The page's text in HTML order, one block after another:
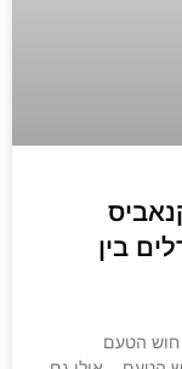
בין
חוש הטעם